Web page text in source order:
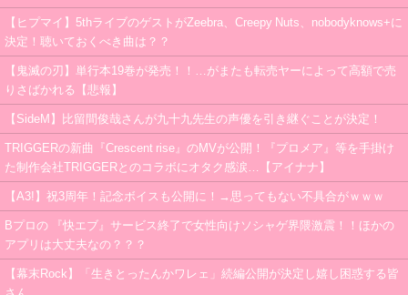
【ヒプマイ】5thライブのゲストがZeebra、Creepy Nuts、nobodyknows+に
決定！聴いておくべき曲は？？
【鬼滅の刃】単行本19巻が発売！！…がまたも転売ヤーによって高額で売
りさばかれる【悲報】
【SideM】比留間俊哉さんが九十九先生の声優を引き継ぐことが決定！
TRIGGERの新曲『Crescent rise』のMVが公開！『プロメア』等を手掛け
た制作会社TRIGGERとのコラボにオタク感涙…【アイナナ】
【A3!】祝3周年！記念ボイスも公開に！→思ってもない不具合がｗｗｗ
Bプロの 『快エブ』サービス終了で女性向けソシャゲ界隈激震！！ほかの
アプリは大丈夫なの？？？
【幕末Rock】「生きとったんかワレェ」続編公開が決定し嬉し困惑する皆
さん